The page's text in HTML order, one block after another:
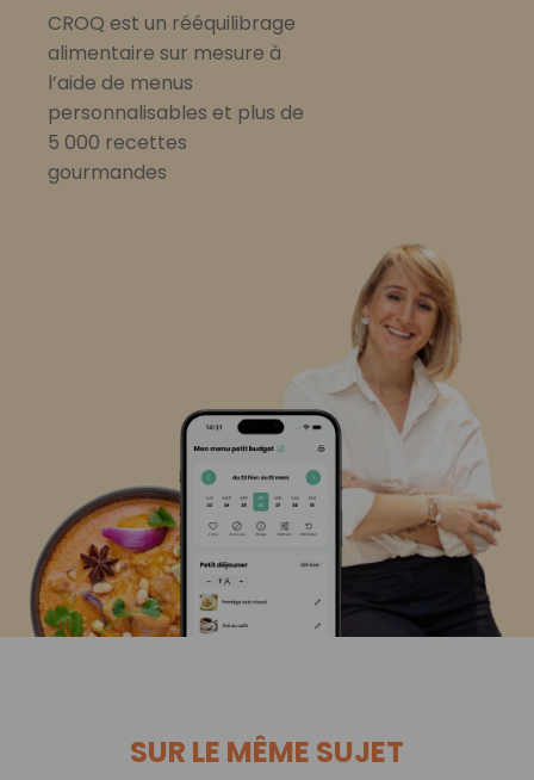
CROQ est un rééquilibrage
alimentaire sur mesure à
l’aide de menus
personnalisables et plus de
5 000 recettes
gourmandes
SUR LE MÊME SUJET